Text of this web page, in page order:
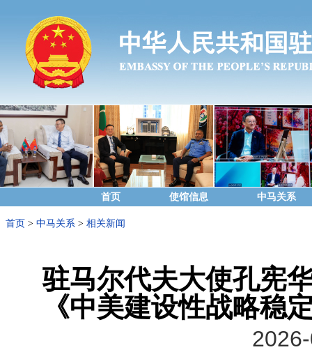
首页 使馆信息 中马关系
首页 > 中马关系 > 相关新闻
驻马尔代夫大使孔宪
《中美建设性战略稳